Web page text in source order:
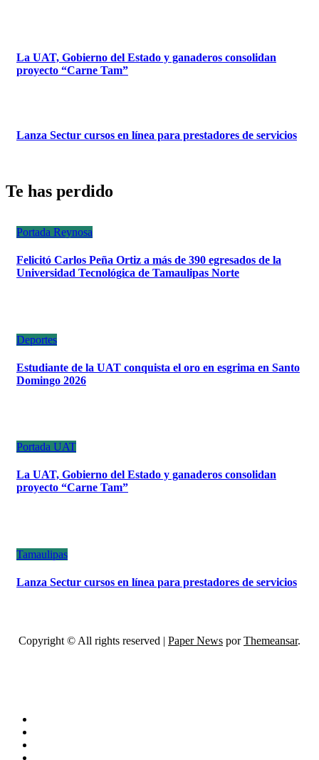
La UAT, Gobierno del Estado y ganaderos consolidan
proyecto “Carne Tam”
Lanza Sectur cursos en línea para prestadores de servicios
Te has perdido
Portada Reynosa
Felicitó Carlos Peña Ortiz a más de 390 egresados de la
Universidad Tecnológica de Tamaulipas Norte
Deportes
Estudiante de la UAT conquista el oro en esgrima en Santo
Domingo 2026
Portada UAT
La UAT, Gobierno del Estado y ganaderos consolidan
proyecto “Carne Tam”
Tamaulipas
Lanza Sectur cursos en línea para prestadores de servicios
Copyright © All rights reserved | Paper News porThemeansar.